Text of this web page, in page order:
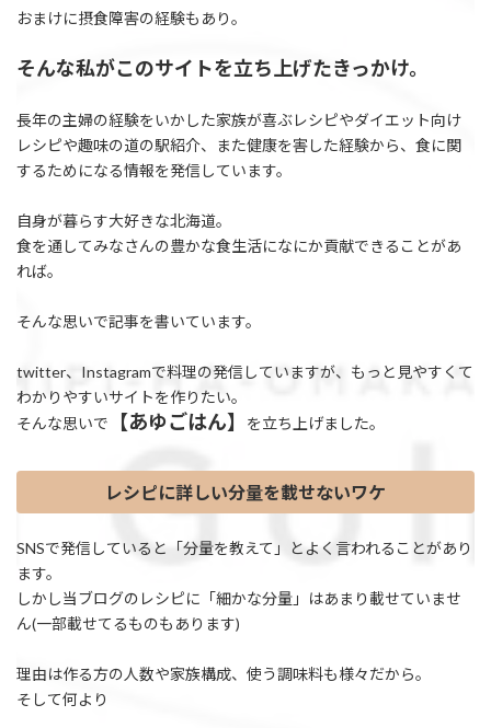
おまけに摂食障害の経験もあり。
そんな私がこのサイトを立ち上げたきっかけ。
長年の主婦の経験をいかした家族が喜ぶレシピやダイエット向け
レシピや趣味の道の駅紹介、また健康を害した経験から、食に関
するためになる情報を発信しています。
自身が暮らす大好きな北海道。
食を通してみなさんの豊かな食生活になにか貢献できることがあ
れば。
そんな思いで記事を書いています。
twitter、Instagramで料理の発信していますが、もっと見やすくて
わかりやすいサイトを作りたい。
そんな思いで
【あゆごはん】 を立ち上げました。
レシピに詳しい分量を載せないワケ
SNSで発信していると「分量を教えて」とよく言われることがあり
ます。
しかし当ブログのレシピに「細かな分量」はあまり載せていませ
ん(一部載せてるものもあります)
理由は作る方の人数や家族構成、使う調味料も様々だから。
そして何より